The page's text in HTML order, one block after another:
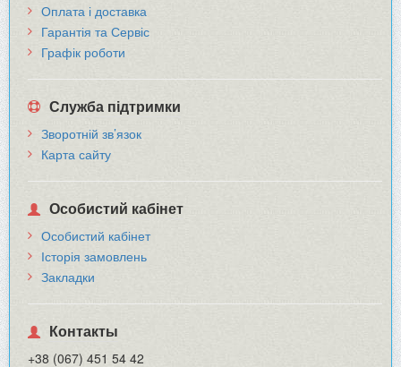
Оплата і доставка
Гарантія та Сервіс
Графік роботи
Служба підтримки
Зворотній зв’язок
Карта сайту
Особистий кабінет
Особистий кабінет
Історія замовлень
Закладки
Контакты
+38 (067) 451 54 42